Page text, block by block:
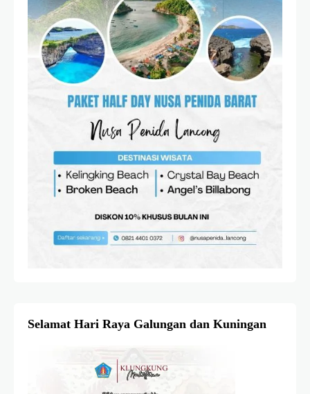
Selamat Hari Raya Galungan dan Kuningan